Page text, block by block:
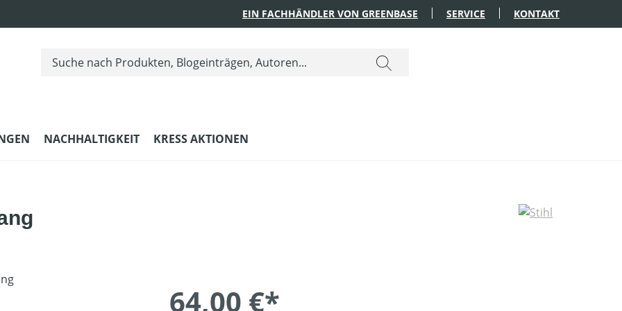
EIN FACHHÄNDLER VON GREENBASE SERVICE KONTAKT
NACHHALTIGKEIT KRESS AKTIONEN
64,00 €*